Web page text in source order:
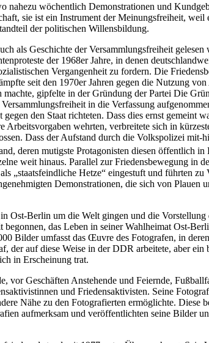
wöchentlich Demonstrationen und
sie ist ein Instrument der Meinungsfreiheit,
der politischen Willensbildung.
als Geschichte der Versammlungsfreiheit
der 1968er Jahre, in denen
Vergangenheit zu fordern. Die
seit den 1970er Jahren gegen die Nutzung
gipfelte in der Gründung der Partei Die
in die Verfassung
den Staat richteten. Dass dies ernst gemeint
wehrten, verbreitete sich in
Dass der Aufstand durch die Volkspolizei mit-
deren mutigste Protagonisten diesen öffentlich
weit hinaus. Parallel zur Friedensbewegung in
„staatsfeindliche Hetze“ eingestuft und führten
Demonstrationen, die sich von
Ost-Berlin um die Welt gingen und die
das Leben in seiner Wahlheimat Ost-
Bilder umfasst das Œuvre des Fotografen, in
auf diese Weise in der DDR arbeitete, aber
in Erscheinung trat.
vor Geschäften Anstehende und Feiernde,
und Friedensaktivisten. Seine
Nähe zu den Fotografierten ermöglichte. Diese
aufmerksam und veröffentlichten seine Bilder